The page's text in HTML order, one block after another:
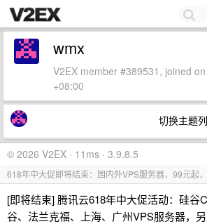
wmx
V2EX member #389531, joined
+08:00
切换主题
© 2026 V2EX · 11ms · 3.9.8.5
618年中大促即将结束：国内外VPS服务器，99元起
[即将结束] 腾讯云618年中大促活动：硅谷
谷、法兰克福、上海、广州VPS服务器，